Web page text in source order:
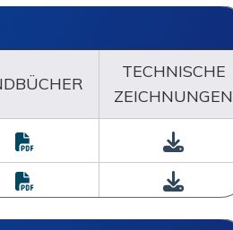
TECHNISCHE
ZEICHNUNGEN